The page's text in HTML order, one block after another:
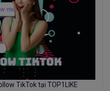
TikTok tại TOP1LIKE